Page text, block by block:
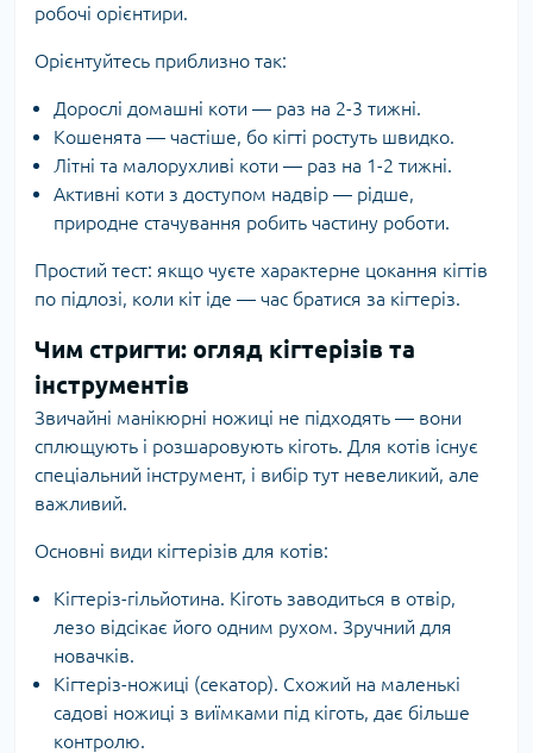
робочі орієнтири.
Орієнтуйтесь приблизно так:
Дорослі домашні коти — раз на 2-3 тижні.
Кошенята — частіше, бо кігті ростуть швидко.
Літні та малорухливі коти — раз на 1-2 тижні.
Активні коти з доступом надвір — рідше,
природне стачування робить частину роботи.
Простий тест: якщо чуєте характерне цокання кігтів
по підлозі, коли кіт іде — час братися за кігтеріз.
Чим стригти: огляд кігтерізів та
інструментів
Звичайні манікюрні ножиці не підходять — вони
сплющують і розшаровують кіготь. Для котів існує
спеціальний інструмент, і вибір тут невеликий, але
важливий.
Основні види кігтерізів для котів:
Кігтеріз-гільйотина. Кіготь заводиться в отвір,
лезо відсікає його одним рухом. Зручний для
новачків.
Кігтеріз-ножиці (секатор). Схожий на маленькі
садові ножиці з виїмками під кіготь, дає більше
контролю.